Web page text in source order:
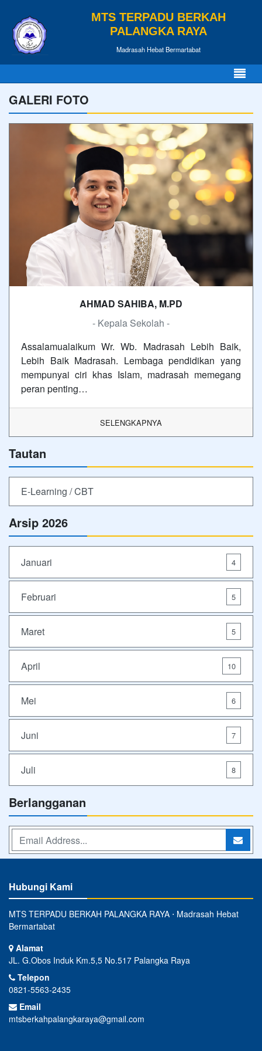
MTS TERPADU BERKAH
PALANGKA RAYA
Madrasah Hebat Bermartabat
GALERI FOTO
AHMAD SAHIBA, M.PD
- Kepala Sekolah -
Assalamualaikum Wr. Wb. Madrasah Lebih Baik,
Lebih Baik Madrasah. Lembaga pendidikan yang
mempunyai ciri khas Islam, madrasah memegang
peran penting…
SELENGKAPNYA
Tautan
E-Learning / CBT
Arsip 2026
Januari 4
Februari 5
Maret 5
April 10
Mei 6
Juni 7
Juli 8
Berlangganan
Hubungi Kami
MTS TERPADU BERKAH PALANGKA RAYA ⋅ Madrasah Hebat
Bermartabat
Alamat
JL. G.Obos Induk Km.5,5 No.517 Palangka Raya
Telepon
0821-5563-2435
Email
mtsberkahpalangkaraya@gmail.com